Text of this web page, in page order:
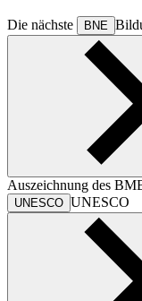
Die nächste BNE
Auszeichnung des
UNESCO UNESCO